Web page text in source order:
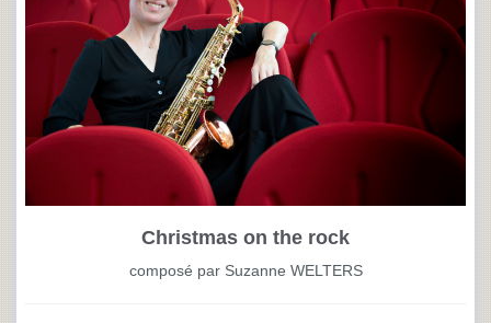
Christmas on the rock
composé par Suzanne WELTERS